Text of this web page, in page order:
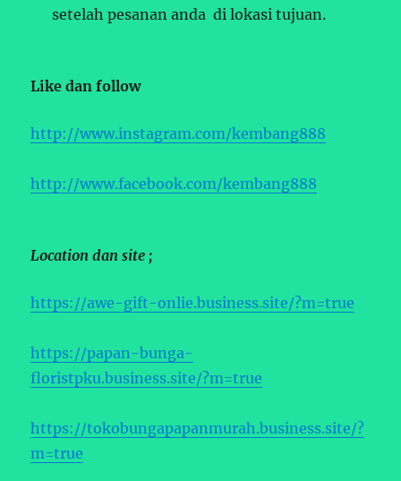
setelah pesanan anda di lokasi tujuan.
Like dan follow
http://www.instagram.com/kembang888
http://www.facebook.com/kembang888
Location dan site ;
https://awe-gift-onlie.business.site/?m=true
https://papan-bunga-
floristpku.business.site/?m=true
https://tokobungapapanmurah.business.site/?
m=true